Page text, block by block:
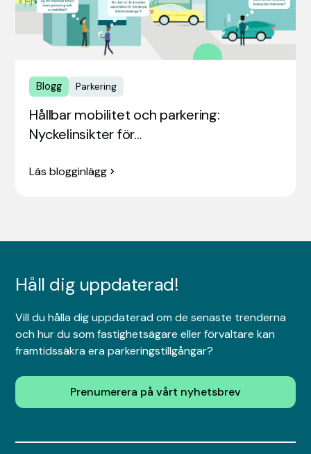
Blogg Parkering
Hållbar mobilitet och parkering:
Nyckelinsikter för…
Läs blogginlägg
Håll dig uppdaterad!
Vill du hålla dig uppdaterad om de senaste trenderna
och hur du som fastighetsägare eller förvaltare kan
framtidssäkra era parkeringstillgångar?
Prenumerera på vårt nyhetsbrev